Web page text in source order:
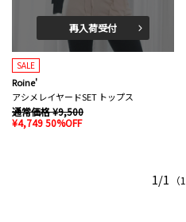
再入荷受付
SALE
Roine'
アシメレイヤードSET トップス
通常価格 ¥9,500
¥4,749 50%OFF
1/1 （